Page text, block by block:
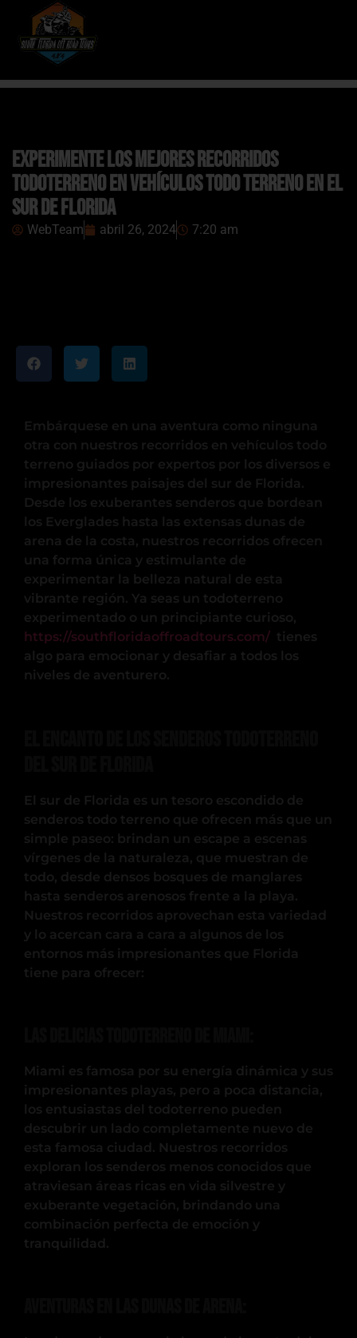
Experimente los mejores recorridos
todoterreno en vehículos todo terreno en el
sur de Florida
WebTeam abril 26, 2024 7:20 am
Embárquese en una aventura como ninguna
otra con nuestros recorridos en vehículos todo
terreno guiados por expertos por los diversos e
impresionantes paisajes del sur de Florida.
Desde los exuberantes senderos que bordean
los Everglades hasta las extensas dunas de
arena de la costa, nuestros recorridos ofrecen
una forma única y estimulante de
experimentar la belleza natural de esta
vibrante región. Ya seas un todoterreno
experimentado o un principiante curioso,
https://southfloridaoffroadtours.com/ tienes
algo para emocionar y desafiar a todos los
niveles de aventurero.
El sur de Florida es un tesoro escondido de
senderos todo terreno que ofrecen más que un
simple paseo: brindan un escape a escenas
vírgenes de la naturaleza, que muestran de
todo, desde densos bosques de manglares
hasta senderos arenosos frente a la playa.
Nuestros recorridos aprovechan esta variedad
y lo acercan cara a cara a algunos de los
entornos más impresionantes que Florida
tiene para ofrecer:
Miami es famosa por su energía dinámica y sus
impresionantes playas, pero a poca distancia,
los entusiastas del todoterreno pueden
descubrir un lado completamente nuevo de
esta famosa ciudad. Nuestros recorridos
exploran los senderos menos conocidos que
atraviesan áreas ricas en vida silvestre y
exuberante vegetación, brindando una
combinación perfecta de emoción y
tranquilidad.